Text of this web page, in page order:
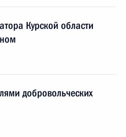
Курской области
добровольческих